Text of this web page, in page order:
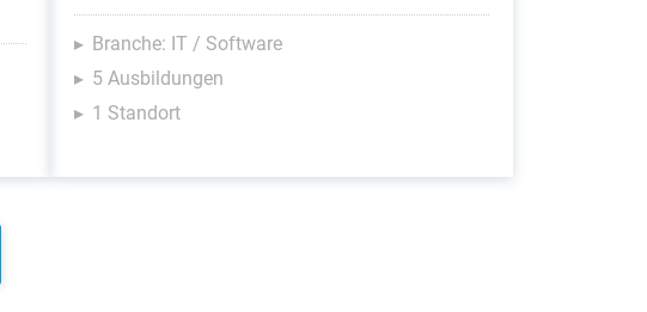
Branche: IT / Software
5 Ausbildungen
1 Standort